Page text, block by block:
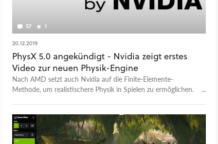
57 1
20.12.2019
PhysX 5.0 angekündigt - Nvidia zeigt erstes
Video zur neuen Physik-Engine
Nach AMD setzt auch Nvidia auf die Finite-Elemente-
Methode, um realistischere Physik in Spielen zu ermöglichen.